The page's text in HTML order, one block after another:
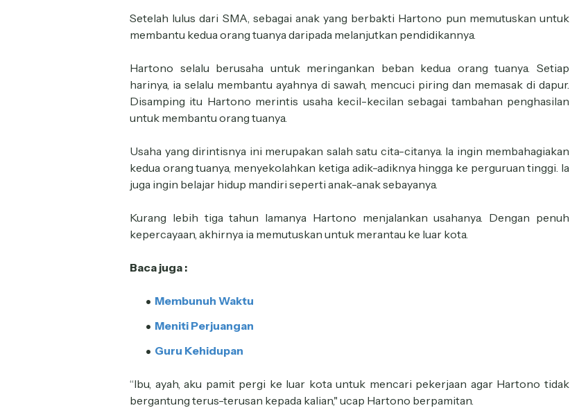
Setelah lulus dari SMA, sebagai anak yang berbakti Hartono pun memutuskan untuk
membantu kedua orang tuanya daripada melanjutkan pendidikannya.
Hartono selalu berusaha untuk meringankan beban kedua orang tuanya. Setiap
harinya, ia selalu membantu ayahnya di sawah, mencuci piring dan memasak di dapur.
Disamping itu Hartono merintis usaha kecil-kecilan sebagai tambahan penghasilan
untuk membantu orang tuanya.
Usaha yang dirintisnya ini merupakan salah satu cita-citanya. Ia ingin membahagiakan
kedua orang tuanya, menyekolahkan ketiga adik-adiknya hingga ke perguruan tinggi. Ia
juga ingin belajar hidup mandiri seperti anak-anak sebayanya.
Kurang lebih tiga tahun lamanya Hartono menjalankan usahanya. Dengan penuh
kepercayaan, akhirnya ia memutuskan untuk merantau ke luar kota.
Baca juga :
Membunuh Waktu
Meniti Perjuangan
Guru Kehidupan
“Ibu, ayah, aku pamit pergi ke luar kota untuk mencari pekerjaan agar Hartono tidak
bergantung terus-terusan kepada kalian," ucap Hartono berpamitan.